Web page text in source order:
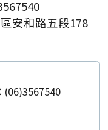
安和路五段178
(06)3567540